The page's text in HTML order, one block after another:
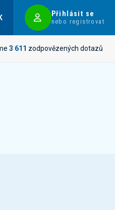
Přihlásit se
nebo registrovat
3 611 zodpovězených dotazů